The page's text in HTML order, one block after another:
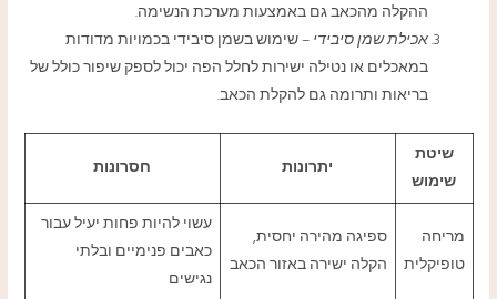
ההקלה מהכאב גם באמצעות מערכת הנשימה.
אכילת שמן סיבידי– שימוש בשמן סיבידי בכמויות מדודות
במאכלים או נטילה ישירות לחלל הפה יכול לספק שיפור כולל של
בריאות ותרומה גם להקלת הכאב.
שיטת
שימוש
יתרונות חסרונות
מריחה
טופיקלית
ספיגה מהירה יחסית,
הקלה ישירה באזור הכאב
עשוי להיות פחות יעיל עבור
כאבים פנימיים ובלתי
נגישים